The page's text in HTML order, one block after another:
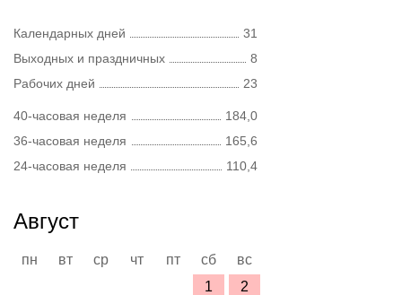
Календарных дней
31
Выходных и праздничных
8
Рабочих дней
23
40-часовая неделя
184,0
36-часовая неделя
165,6
24-часовая неделя
110,4
Август
пн вт ср чт пт сб
вс
1
2